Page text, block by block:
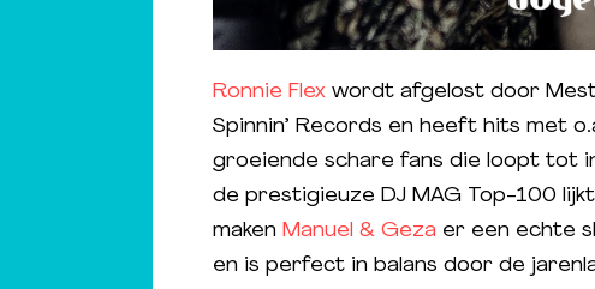
Ronnie Flex wordt afgelost door
Spinnin’ Records en heeft hits met
groeiende schare fans die loopt tot
de prestigieuze DJ MAG Top-100
maken Manuel & Geza er een echte
en is perfect in balans door de